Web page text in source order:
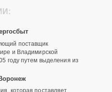
поставщик
и Владимирской
году путем выделения из
которая поставляет